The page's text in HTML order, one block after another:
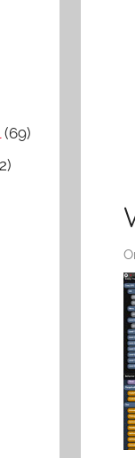
(69)